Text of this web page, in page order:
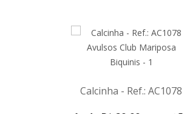
Calcinha - Ref.: AC1078